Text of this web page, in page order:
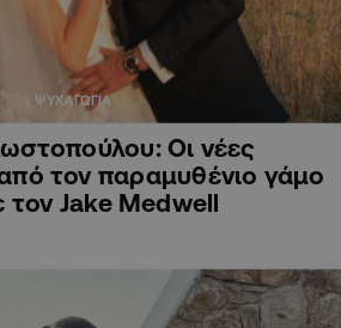
ΨΥΧΑΓΩΓΙΑ
Οι νέες
τον παραμυθένιο γάμο
τον Jake Medwell